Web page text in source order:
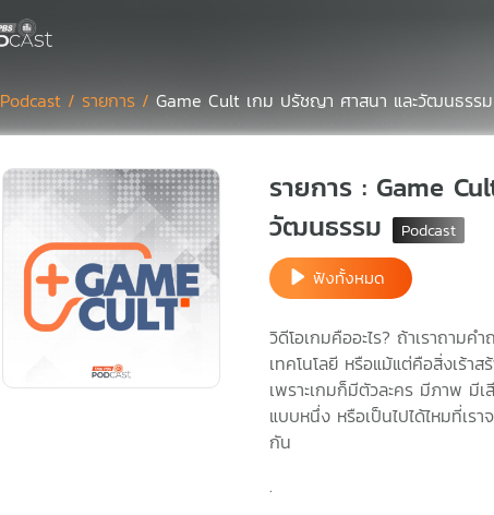
Podcast /รายการ /Game Cult เกม ปรัชญา ศาสนา และวัฒนธรรม
รายการ : Game
วัฒนธรรม
ฟังทั้งหมด
วิดีโอเกมคืออะไร? ถ้าเราถาม
เทคโนโลยี หรือแม้แต่คือสิ่งเร้า
เพราะเกมก็มีตัวละคร มีภาพ มีเ
แบบหนึ่ง หรือเป็นไปได้ไหมที่เร
กัน
.